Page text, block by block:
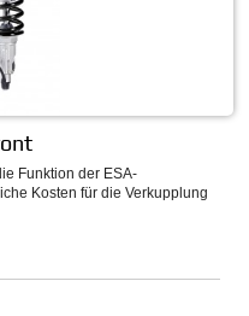
Funktion der ESA-
Kosten für die Verkupplung